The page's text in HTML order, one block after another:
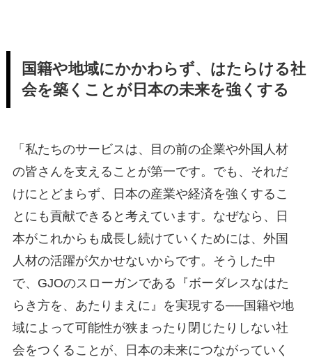
国籍や地域にかかわらず、はたらける社
会を築くことが日本の未来を強くする
「私たちのサービスは、目の前の企業や外国人材
の皆さんを支えることが第一です。でも、それだ
けにとどまらず、日本の産業や経済を強くするこ
とにも貢献できると考えています。なぜなら、日
本がこれからも成長し続けていくためには、外国
人材の活躍が欠かせないからです。そうした中
で、GJOのスローガンである『ボーダレスなはた
らき方を、あたりまえに』を実現する──国籍や地
域によって可能性が狭まったり閉じたりしない社
会をつくることが、日本の未来につながっていく